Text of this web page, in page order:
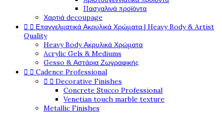
Πασχαλινά προϊόντα
Χαρτιά decoupage
  Επαγγελματικά Ακρυλικά Χρώματα | Heavy Body & Artist
Quality
Heavy Body Ακρυλικά Χρώματα
Acrylic Gels & Mediums
Gesso & Αστάρια Ζωγραφικής
  Cadence Professional
  Decorative Finishes
Concrete Stucco Professional
Venetian touch marble texture
Metallic Finishes